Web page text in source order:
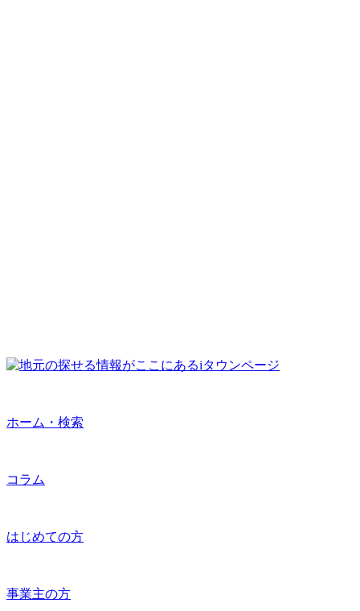
ホーム・検索
コラム
はじめての方
事業主の方